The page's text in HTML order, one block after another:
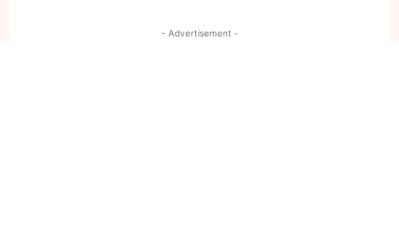
- Advertisement -